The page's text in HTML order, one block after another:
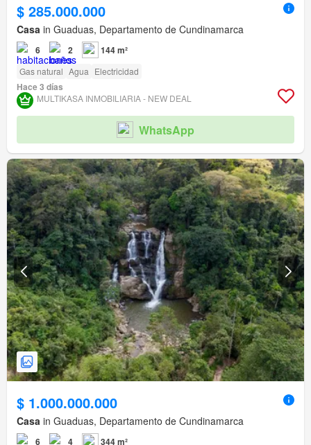
$ 285.000.000
Casa in Guaduas, Departamento de Cundinamarca
6 2 144 m²
Gas natural Agua Electricidad
Hace 3 días
MULTIKASA INMOBILIARIA - NEW DEAL
WhatsApp
$ 1.000.000.000
Casa in Guaduas, Departamento de Cundinamarca
6 4 344 m²